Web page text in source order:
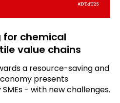
chemical
value chains
a resource-saving and
presents
- with new challenges.